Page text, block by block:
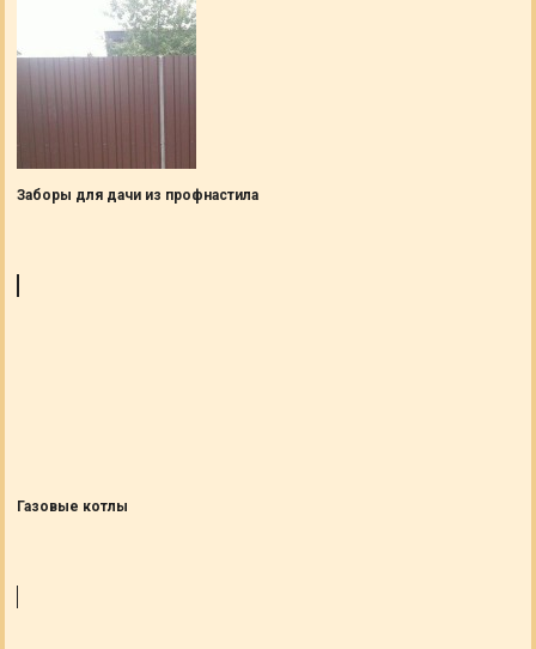
Заборы для дачи из профнастила
Газовые котлы